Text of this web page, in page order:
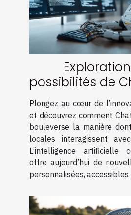
possibilités de
français
entreprises
Plongez au cœur de
et découvrez comment
bouleverse la manière
locales interagissent
L’intelligence artificielle
offre aujourd’hui de
personnalisées, accessibles